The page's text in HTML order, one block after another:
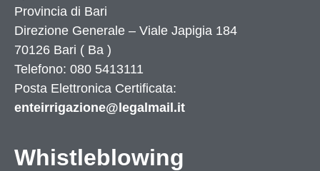
Provincia di Bari
Direzione Generale – Viale Japigia 184
70126 Bari ( Ba )
Telefono: 080 5413111
Posta Elettronica Certificata:
enteirrigazione@legalmail.it
Whistleblowing